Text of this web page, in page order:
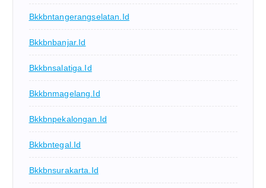
Bkkbntangerangselatan.id
Bkkbnbanjar.id
Bkkbnsalatiga.id
Bkkbnmagelang.id
Bkkbnpekalongan.id
Bkkbntegal.id
Bkkbnsurakarta.id